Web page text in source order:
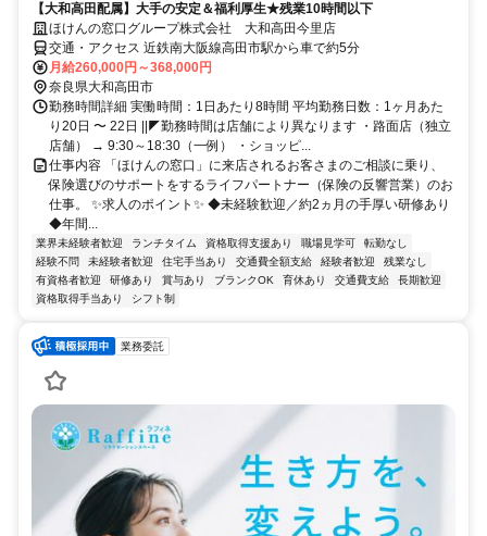
【大和高田配属】大手の安定＆福利厚生★残業10時間以下
ほけんの窓口グループ株式会社 大和高田今里店
交通・アクセス 近鉄南大阪線高田市駅から車で約5分
月給260,000円～368,000円
奈良県大和高田市
勤務時間詳細 実働時間：1日あたり8時間 平均勤務日数：1ヶ月あた
り20日 〜 22日 ||◤勤務時間は店舗により異なります ・路面店（独立
店舗） → 9:30～18:30（一例） ・ショッピ...
仕事内容 「ほけんの窓口」に来店されるお客さまのご相談に乗り、
保険選びのサポートをするライフパートナー（保険の反響営業）のお
仕事。 ✨求人のポイント✨ ◆未経験歓迎／約2ヵ月の手厚い研修あり
◆年間...
業界未経験者歓迎 ランチタイム 資格取得支援あり 職場見学可
転勤なし
経験不問
未経験者歓迎 住宅手当あり 交通費全額支給 経験者歓迎
残業なし
有資格者歓迎
研修あり 賞与あり ブランクOK 育休あり 交通費支給
長期歓迎
資格取得手当あり
シフト制
業務委託